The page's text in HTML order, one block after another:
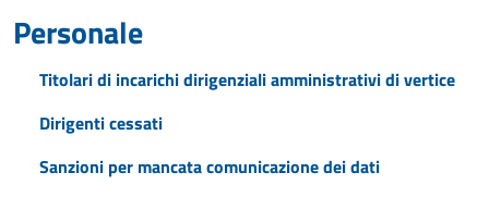
Personale
Titolari di incarichi dirigenziali amministrativi di vertice
Dirigenti cessati
Sanzioni per mancata comunicazione dei dati